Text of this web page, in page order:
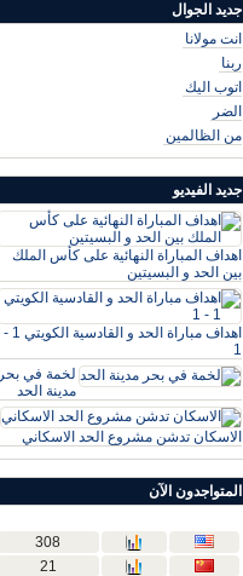
جديد الجوال
انت مولانا
ربنا
اتوب اليك
الضر
من الظالمين
جديد الفيديو
اهداف المباراة النهائية على كأس الملك
بين الحد و البسيتين
اهداف مباراة الحد و القادسية الكويتي 1 -
1
لخمة في بحر
مدينة الحد
الاسكان تدشن مشروع الحد الاسكاني
المتواجدون الآن
308
21